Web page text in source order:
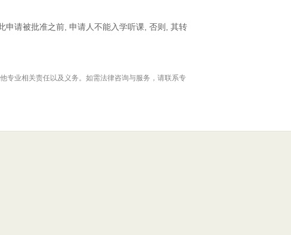
请被批准之前, 申请人不能入学听课, 否则, 其转
专业相关责任以及义务。如需法律咨询与服务，请联系专